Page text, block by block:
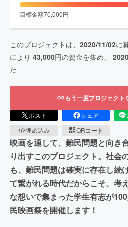
目標金額70,000円
このプロジェクトは、 2020/11/02に
により 43,000円の資金を集め、
た
もう一度プロジェクト
ポスト シェア
埋め込み
QRコード
映画を通して、難民問題と向き
り出すこのプロジェクト。社会
も、難民問題は確実に存在し続
て繋がれる時代だからこそ、考
な想いで集まった学生有志が
民映画祭を開催します！